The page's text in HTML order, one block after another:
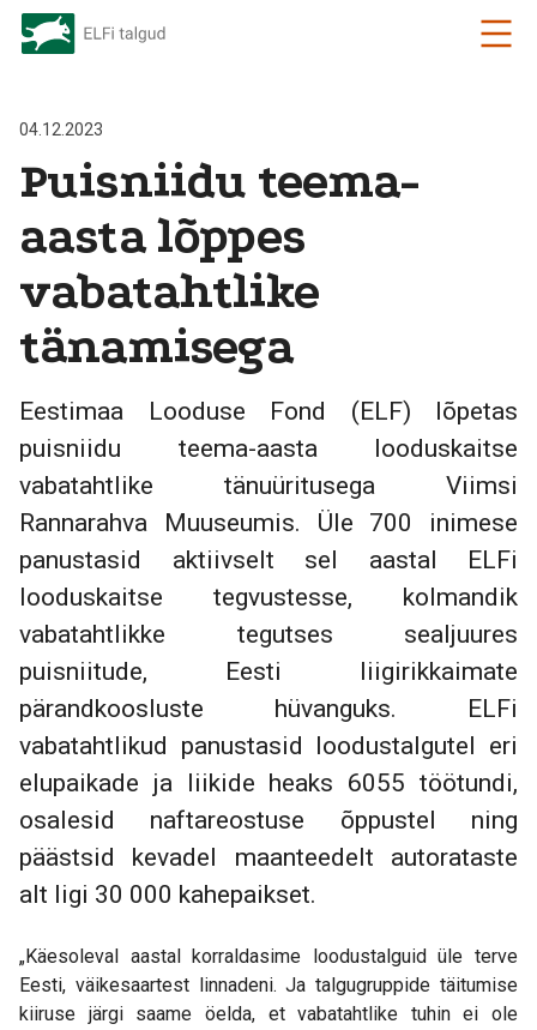
04.12.2023
Puisniidu teema-
aasta lõppes
vabatahtlike
tänamisega
Eestimaa Looduse Fond (ELF) lõpetas
puisniidu teema-aasta looduskaitse
vabatahtlike tänuüritusega Viimsi
Rannarahva Muuseumis. Üle 700 inimese
panustasid aktiivselt sel aastal ELFi
looduskaitse tegvustesse, kolmandik
vabatahtlikke tegutses sealjuures
puisniitude, Eesti liigirikkaimate
pärandkoosluste hüvanguks. ELFi
vabatahtlikud panustasid loodustalgutel eri
elupaikade ja liikide heaks 6055 töötundi,
osalesid naftareostuse õppustel ning
päästsid kevadel maanteedelt autorataste
alt ligi 30 000 kahepaikset.
„Käesoleval aastal korraldasime loodustalguid üle terve
Eesti, väikesaartest linnadeni. Ja talgugruppide täitumise
kiiruse järgi saame öelda, et vabatahtlike tuhin ei ole